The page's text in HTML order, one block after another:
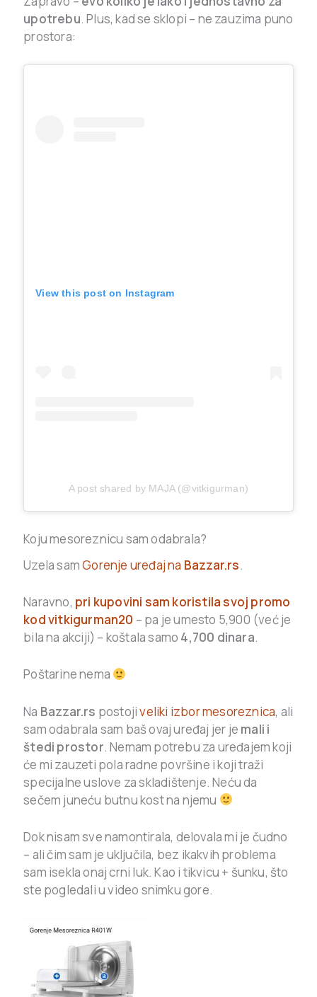
upotrebu. Plus, kad se sklopi – ne zauzima puno
prostora:
View this post on Instagram
A post shared by MAJA (@vitkigurman)
Koju mesoreznicu sam odabrala?
Uzela samGorenje uređaj na Bazzar.rs.
Naravno, pri kupovini sam koristila svoj promo
kod vitkigurman20 – pa je umesto 5,900 (već je
bila na akciji) – koštala samo 4,700 dinara.
Poštarine nema
Na Bazzar.rs postojiveliki izbor mesoreznica, ali
sam odabrala sam baš ovaj uređaj jer je mali i
štedi prostor. Nemam potrebu za uređajem koji
će mi zauzeti pola radne površine i koji traži
specijalne uslove za skladištenje. Neću da
sečem juneću butnu kost na njemu
Dok nisam sve namontirala, delovala mi je čudno
– ali čim sam je uključila, bez ikakvih problema
sam isekla onaj crni luk. Kao i tikvicu + šunku, što
ste pogledali u video snimku gore.